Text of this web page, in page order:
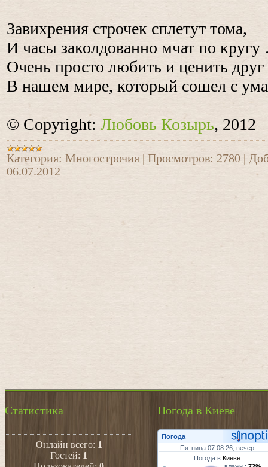
Завихрения строчек сплетут тома,
И часы заколдованно мчат по
Очень просто любить и ценить друг
В нашем мире, который сошел с
© Copyright: Любовь Козырь, 2012
Категория: Многострочия Просмотров: 2780
06.07.2012
Статистика
Онлайн всего: 1
Гостей: 1
Погода в Киеве
Погода
Пятница 07.08.26, вечер
Погода вКиеве